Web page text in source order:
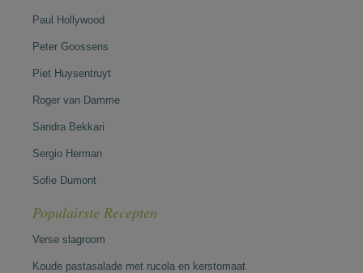
Paul Hollywood
Peter Goossens
Piet Huysentruyt
Roger van Damme
Sandra Bekkari
Sergio Herman
Sofie Dumont
Populairste Recepten
Verse slagroom
Koude pastasalade met rucola en kerstomaat